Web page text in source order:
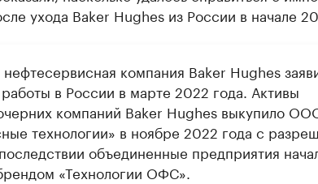
ухода Baker Hughes из России в начале
компания Baker Hughes
в России в марте 2022 года. Активы
компаний Baker Hughes выкупило
технологии» в ноябре 2022 года с
объединенные предприятия
«Технологии ОФС».